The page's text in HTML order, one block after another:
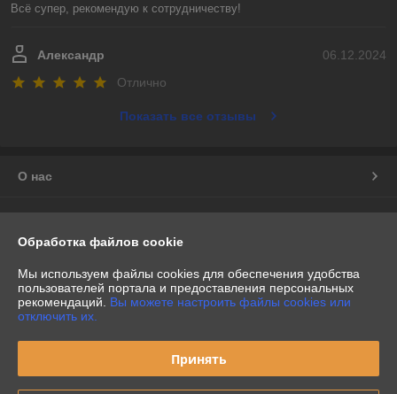
Всё супер, рекомендую к сотрудничеству!
06.12.2024
Александр
Отлично
Показать все отзывы
О нас
График работы
Полная версия сайта
Обработка файлов cookie
Мы используем файлы cookies для обеспечения удобства
пользователей портала и предоставления персональных
рекомендаций. Вы можете настроить файлы cookies или
отключить их.
Принять